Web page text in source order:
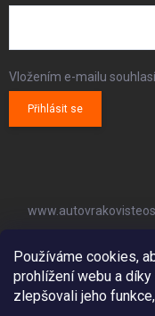
Používáme cookies,
prohlížení webu a
zlepšovali jeho
Vložením e-mailu
Přihlásit se